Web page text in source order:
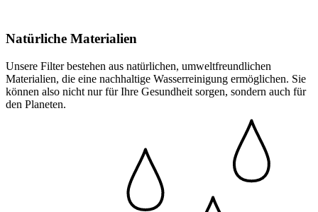
Natürliche Materialien
Unsere Filter bestehen aus natürlichen, umweltfreundlichen
Materialien, die eine nachhaltige Wasserreinigung ermöglichen. Sie
können also nicht nur für Ihre Gesundheit sorgen, sondern auch für
den Planeten.